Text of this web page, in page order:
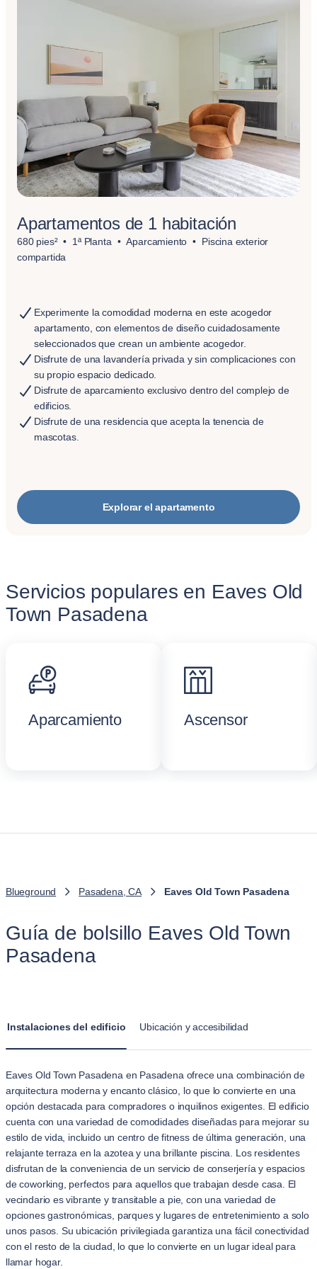
Apartamentos de 1 habitación
680 pies² 1ª Planta Aparcamiento
Piscina exterior
compartida
Experimente la comodidad moderna en este acogedor
apartamento, con elementos de diseño cuidadosamente
seleccionados que crean un ambiente acogedor.
Disfrute de una lavandería privada y sin complicaciones con
su propio espacio dedicado.
Disfrute de aparcamiento exclusivo dentro del complejo de
edificios.
Disfrute de una residencia que acepta la tenencia de
mascotas.
Explorar el apartamento
Servicios populares en Eaves Old
Town Pasadena
Aparcamiento Ascensor
Blueground Pasadena, CA Eaves Old Town Pasadena
Guía de bolsillo Eaves Old Town
Pasadena
Instalaciones del edificio Ubicación y accesibilidad
Eaves Old Town Pasadena en Pasadena ofrece una combinación de
arquitectura moderna y encanto clásico, lo que lo convierte en una
opción destacada para compradores o inquilinos exigentes. El edificio
cuenta con una variedad de comodidades diseñadas para mejorar su
estilo de vida, incluido un centro de fitness de última generación, una
relajante terraza en la azotea y una brillante piscina. Los residentes
disfrutan de la conveniencia de un servicio de conserjería y espacios
de coworking, perfectos para aquellos que trabajan desde casa. El
vecindario es vibrante y transitable a pie, con una variedad de
opciones gastronómicas, parques y lugares de entretenimiento a solo
unos pasos. Su ubicación privilegiada garantiza una fácil conectividad
con el resto de la ciudad, lo que lo convierte en un lugar ideal para
llamar hogar.